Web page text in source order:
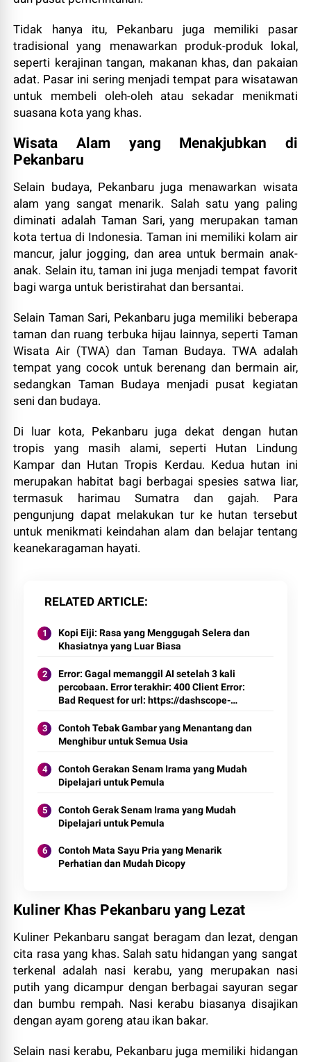
Tidak hanya itu, Pekanbaru juga memiliki pasar
tradisional yang menawarkan produk-produk lokal,
seperti kerajinan tangan, makanan khas, dan pakaian
adat. Pasar ini sering menjadi tempat para wisatawan
untuk membeli oleh-oleh atau sekadar menikmati
suasana kota yang khas.
Wisata Alam yang Menakjubkan di
Pekanbaru
Selain budaya, Pekanbaru juga menawarkan wisata
alam yang sangat menarik. Salah satu yang paling
diminati adalah Taman Sari, yang merupakan taman
kota tertua di Indonesia. Taman ini memiliki kolam air
mancur, jalur jogging, dan area untuk bermain anak-
anak. Selain itu, taman ini juga menjadi tempat favorit
bagi warga untuk beristirahat dan bersantai.
Selain Taman Sari, Pekanbaru juga memiliki beberapa
taman dan ruang terbuka hijau lainnya, seperti Taman
Wisata Air (TWA) dan Taman Budaya. TWA adalah
tempat yang cocok untuk berenang dan bermain air,
sedangkan Taman Budaya menjadi pusat kegiatan
seni dan budaya.
Di luar kota, Pekanbaru juga dekat dengan hutan
tropis yang masih alami, seperti Hutan Lindung
Kampar dan Hutan Tropis Kerdau. Kedua hutan ini
merupakan habitat bagi berbagai spesies satwa liar,
termasuk harimau Sumatra dan gajah. Para
pengunjung dapat melakukan tur ke hutan tersebut
untuk menikmati keindahan alam dan belajar tentang
keanekaragaman hayati.
RELATED ARTICLE
Kopi Eiji: Rasa yang Menggugah Selera dan
Khasiatnya yang Luar Biasa
Error: Gagal memanggil AI setelah 3 kali
percobaan. Error terakhir: 400 Client Error:
Bad Request for url: https://dashscope-
mode/v1/chat/completions
Contoh Tebak Gambar yang Menantang dan
Menghibur untuk Semua Usia
Contoh Gerakan Senam Irama yang Mudah
Dipelajari untuk Pemula
Contoh Gerak Senam Irama yang Mudah
Dipelajari untuk Pemula
Contoh Mata Sayu Pria yang Menarik
Perhatian dan Mudah Dicopy
Kuliner Khas Pekanbaru yang Lezat
Kuliner Pekanbaru sangat beragam dan lezat, dengan
cita rasa yang khas. Salah satu hidangan yang sangat
terkenal adalah nasi kerabu, yang merupakan nasi
putih yang dicampur dengan berbagai sayuran segar
dan bumbu rempah. Nasi kerabu biasanya disajikan
dengan ayam goreng atau ikan bakar.
Selain nasi kerabu, Pekanbaru juga memiliki hidangan